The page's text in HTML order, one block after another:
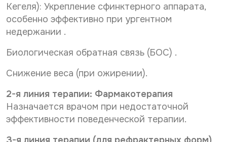
Кегеля): Укрепление сфинктерного аппарата,
особенно эффективно при ургентном
недержании .
Биологическая обратная связь (БОС) .
Снижение веса (при ожирении).
2-я линия терапии: Фармакотерапия
Назначается врачом при недостаточной
эффективности поведенческой терапии.